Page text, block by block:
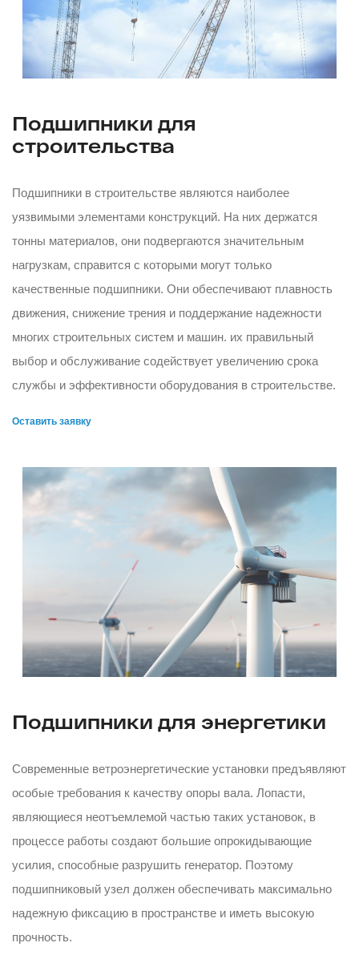
Подшипники для
строительства
Подшипники в строительстве являются наиболее
уязвимыми элементами конструкций. На них держатся
тонны материалов, они подвергаются значительным
нагрузкам, справится с которыми могут только
качественные подшипники. Они обеспечивают плавность
движения, снижение трения и поддержание надежности
многих строительных систем и машин. их правильный
выбор и обслуживание содействует увеличению срока
службы и эффективности оборудования в строительстве.
Оставить заявку
Подшипники для энергетики
Современные ветроэнергетические установки предъявляют
особые требования к качеству опоры вала. Лопасти,
являющиеся неотъемлемой частью таких установок, в
процессе работы создают большие опрокидывающие
усилия, способные разрушить генератор. Поэтому
подшипниковый узел должен обеспечивать максимально
надежную фиксацию в пространстве и иметь высокую
прочность.